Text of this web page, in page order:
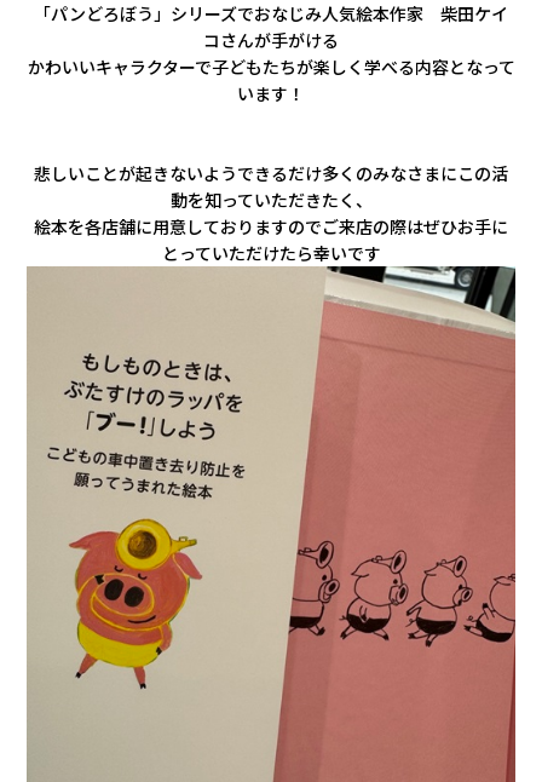
「パンどろぼう」シリーズでおなじみ人気絵本作家 柴田ケイ
コさんが手がける
かわいいキャラクターで子どもたちが楽しく学べる内容となって
います！
悲しいことが起きないようできるだけ多くのみなさまにこの活
動を知っていただきたく、
絵本を各店舗に用意しておりますのでご来店の際はぜひお手に
とっていただけたら幸いです